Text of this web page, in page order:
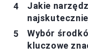
Jakie
Wybór
kluczowe